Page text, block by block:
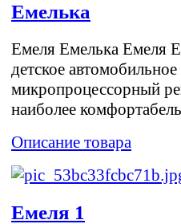
Емелька
Емеля Емелька Емеля
детское
микропроцессорный
наиболее
Описание товара
Емеля 1